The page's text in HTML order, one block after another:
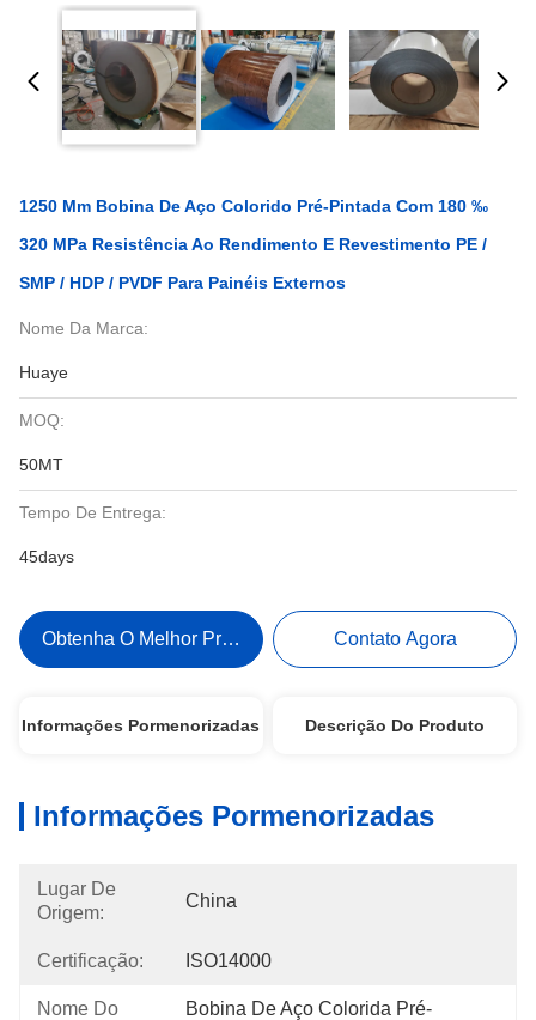
1250 Mm Bobina De Aço Colorido Pré-Pintada Com 180 ‰
320 MPa Resistência Ao Rendimento E Revestimento PE /
SMP / HDP / PVDF Para Painéis Externos
Nome Da Marca:
Huaye
MOQ:
50MT
Tempo De Entrega:
45days
Obtenha O Melhor Preço Contato Agora
Informações Pormenorizadas Descrição Do Produto
Informações Pormenorizadas
Lugar De
Origem:
China
Certificação: ISO14000
Nome Do
Bobina De Aço Colorida Pré-